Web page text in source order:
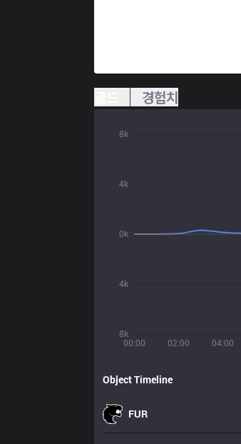
경험치
00:00 02:00 04:00
8k
4k
0k
4k
8k
Object Timeline
FUR